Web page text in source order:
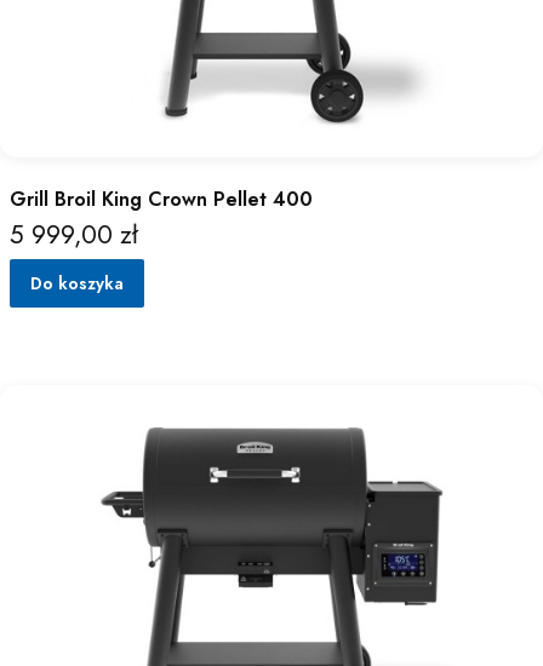
Grill Broil King Crown Pellet 400
Cena
5 999,00 zł
Do koszyka